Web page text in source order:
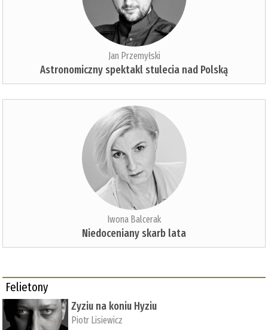
Jan Przemyłski
Astronomiczny spektakl stulecia nad Polską
Iwona Balcerak
Niedoceniany skarb lata
Felietony
Zyziu na koniu Hyziu
Piotr Lisiewicz